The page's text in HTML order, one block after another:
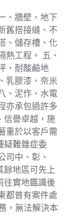
、牆壁、地下
舊搭接縫、不
、儲存槽、化
熱工程。 五、
、耐酸鹼地
乳膠漆、奈米
、泥作、水電
亦承包過許多
信譽卓越，施
重於以客戶需
疑難雜症委
司中、彰、
餘地區可先上
往實地鑑識後
都曾有案件處
，無法解決本